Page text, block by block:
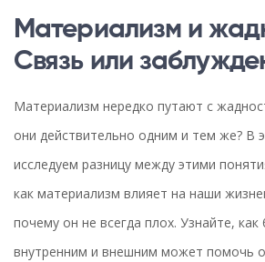
Материализм и
Связь или
Материализм нередко путают с
они действительно одним и тем же? В
исследуем разницу между этими
как материализм влияет на наши
почему он не всегда плох. Узнайте,
внутренним и внешним может помочь